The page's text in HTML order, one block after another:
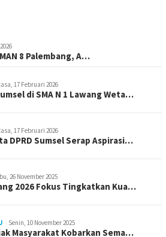
8 Palembang, A…
17 Februari 2026
di SMA N 1 Lawang Weta…
17 Februari 2026
DPRD Sumsel Serap Aspirasi…
26 November 2025
2026 Fokus Tingkatkan Kua…
Senin, 10 November 2025
Masyarakat Kobarkan Sema…